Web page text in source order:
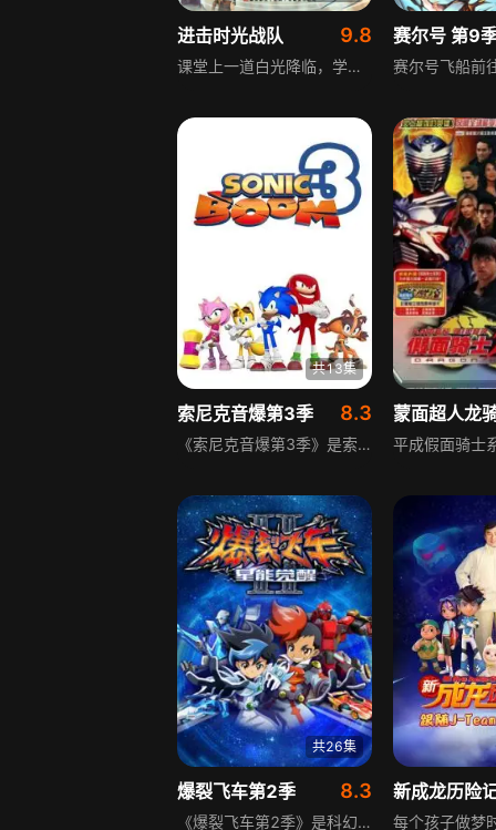
进击时光战队 9.8
课堂上一道白光降临，学习中的夏克、米粒、凡特和展小昭发现世界瞬间静止，恢复后课本里苏东坡的内容全变成普通习题，所有相关记载神秘消失。在琥珀徽章引导下，他们来到时间调查局，在砰砰博士帮助下乘时光机穿梭至被改写的历史节点，将国学知识变护身法宝，用历史知识做破关密码，物理玄机助力升级，开启修正历史的冒险。
赛尔号 第9
共13集
索尼克音爆第3季 8.3
《索尼克音爆第3季》是索尼克系列的最新CG动画，延续了索尼克的经典IP设定，围绕刺猬索尼克展开，讲述其挺身而出为星球的和平而对抗邪恶势力的故事，融合了CG动画的视觉优势与经典IP的冒险内核，为观众呈现充满动感与热血的动画内容。
蒙面超人龙
共26集
爆裂飞车第2季 8.3
《爆裂飞车第2季》是科幻冒险类动画，讲述很久以前幽冥星战士罗煞与12位星座战士激战被打败沉睡，后其手下攻击各星球致宇宙混乱，主星公主洛晴需找新12位星座战士，被选中的飞伦、擎锋陪同洛晴，去各星球找其余爆裂战士，粉碎敌人阴谋。